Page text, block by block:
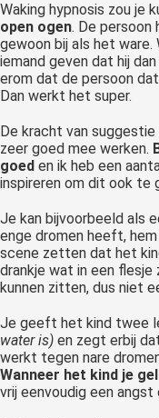
Waking hypnosis zou je
open ogen. De persoon
gewoon bij als het ware.
iemand geven dat hij
erom dat de persoon
Dan werkt het super.
De kracht van
zeer goed mee werken.
goed en ik heb een
inspireren om dit ook te
Je kan bijvoorbeeld als
enge dromen heeft,
scene zetten dat het
drankje wat in een flesje
kunnen zitten, dus niet
Je geeft het kind twee
water is) en zegt erbij
werkt tegen nare
Wanneer het kind je
vrij eenvoudig een angst